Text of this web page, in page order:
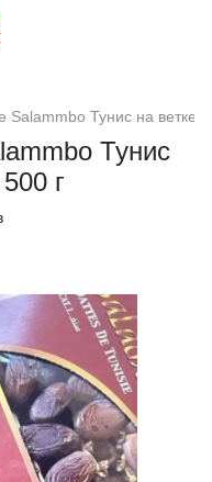
Тунис на ветке
Тунис
г